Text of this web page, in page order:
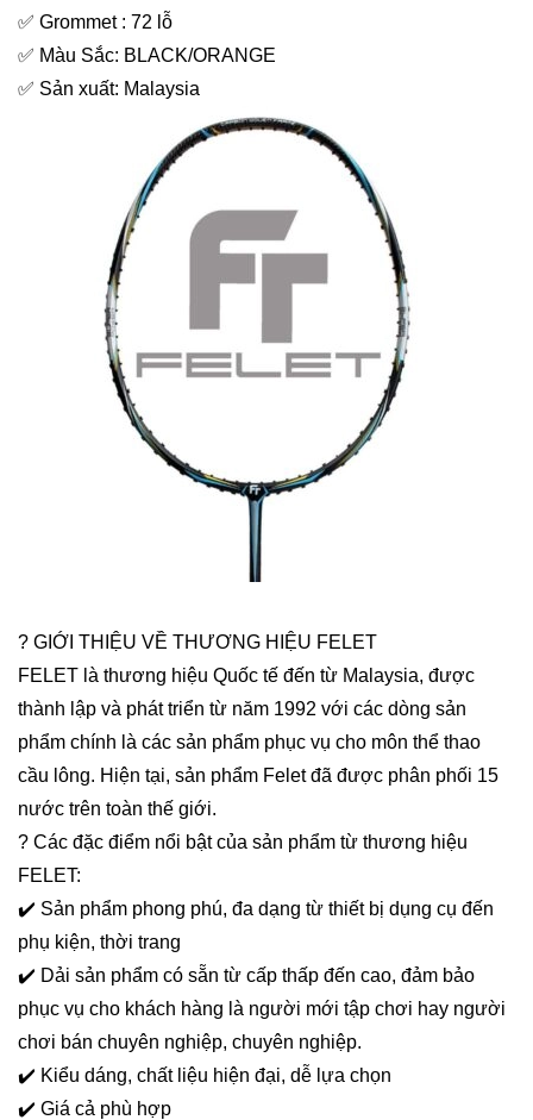
✅ Grommet : 72 lỗ
✅ Màu Sắc: BLACK/ORANGE
✅ Sản xuất: Malaysia
? GIỚI THIỆU VỀ THƯƠNG HIỆU FELET
FELET là thương hiệu Quốc tế đến từ Malaysia, được
thành lập và phát triển từ năm 1992 với các dòng sản
phẩm chính là các sản phẩm phục vụ cho môn thể thao
cầu lông. Hiện tại, sản phẩm Felet đã được phân phối 15
nước trên toàn thế giới.
? Các đặc điểm nổi bật của sản phẩm từ thương hiệu
FELET:
✔️ Sản phẩm phong phú, đa dạng từ thiết bị dụng cụ đến
phụ kiện, thời trang
✔️ Dải sản phẩm có sẵn từ cấp thấp đến cao, đảm bảo
phục vụ cho khách hàng là người mới tập chơi hay người
chơi bán chuyên nghiệp, chuyên nghiệp.
✔️ Kiểu dáng, chất liệu hiện đại, dễ lựa chọn
✔️ Giá cả phù hợp